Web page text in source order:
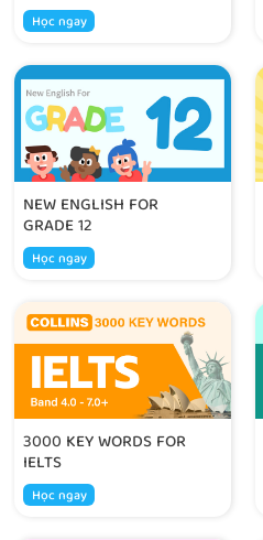
Học ngay
NEW ENGLISH FOR
GRADE 12
Học ngay
3000 KEY WORDS FOR
IELTS
Học ngay